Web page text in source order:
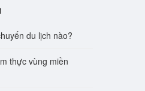
du lịch nào?
thực vùng miền